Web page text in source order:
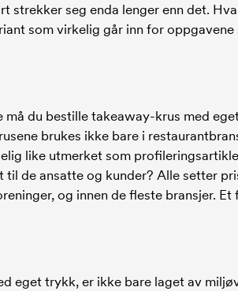
strekker seg enda lenger enn det.
som virkelig går inn for
må du bestille takeaway-krus med
brukes ikke bare i
like utmerket som
de ansatte og kunder? Alle setter
og innen de fleste bransjer.
eget trykk, er ikke bare laget av